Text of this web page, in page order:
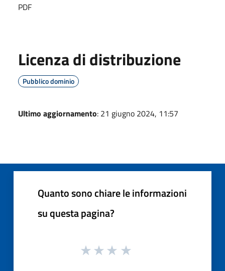
PDF
Licenza di distribuzione
Pubblico dominio
Ultimo aggiornamento: 21 giugno 2024, 11:57
Quanto sono chiare le informazioni
su questa pagina?